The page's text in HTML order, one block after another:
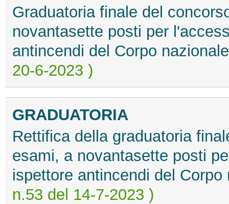
Graduatoria finale del
novantasette posti per
antincendi del Corpo
20-6-2023 )
GRADUATORIA
Rettifica della graduatoria
esami, a novantasette posti
ispettore antincendi del
n.53 del 14-7-2023 )